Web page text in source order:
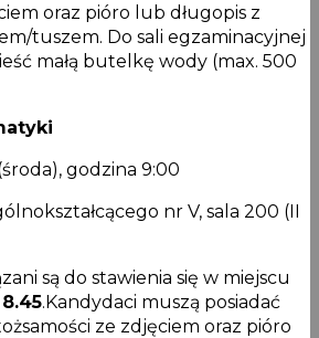
oraz pióro lub długopis z
tuszem. Do sali egzaminacyjnej
małą butelkę wody (max. 500
godzina 9:00
nr V, sala 200 (II
są do stawienia się w miejscu
.Kandydaci muszą posiadać
ze zdjęciem oraz pióro